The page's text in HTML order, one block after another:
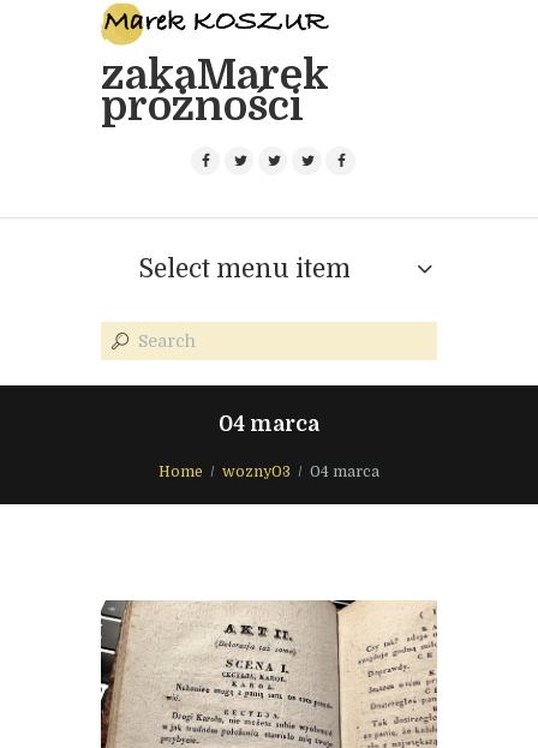
zakaMarek
próżności
Select menu item
04 marca
Home wozny03 04 marca